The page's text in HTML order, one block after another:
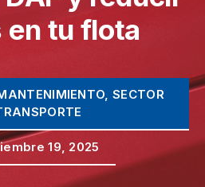
tu flota
, SECTOR
19, 2025